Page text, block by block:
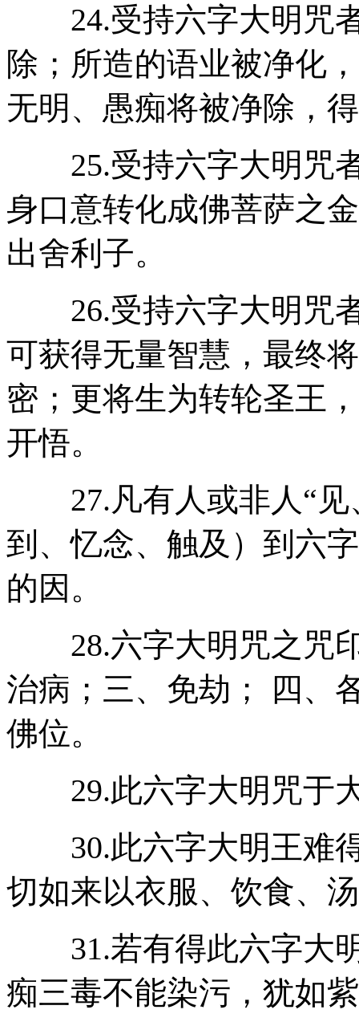
24.受持六字大明咒者
除；所造的语业被净化
无明、愚痴将被净除，
25.受持六字大明咒者
身口意转化成佛菩萨之
出舍利子。
26.受持六字大明咒者
可获得无量智慧，最终
密；更将生为转轮圣王
开悟。
27.凡有人或非人“见
到、忆念、触及）到六
的因。
28.六字大明咒之咒印
治病；三、免劫； 四、
佛位。
29.此六字大明咒于
30.此六字大明王难得
切如来以衣服、饮食、
31.若有得此六字大明
痴三毒不能染污，犹如